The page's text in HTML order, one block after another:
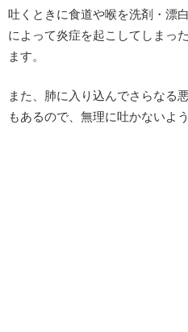
吐くときに食道や喉を洗剤・漂
によって炎症を起こしてしまっ
ます。
また、肺に入り込んでさらなる
もあるので、無理に吐かないよ